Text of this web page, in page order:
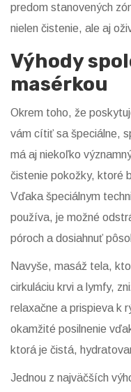
predom stanovených
nielen čistenie, ale aj
Výhody
masérkou
Okrem toho, že
vám cítiť sa špeciálne,
má aj niekoľko
čistenie pokožky, ktoré
Vďaka špeciálnym
používa, je možné
póroch a dosiahnuť
Navyše, masáž tela,
cirkuláciu krvi a lymfy,
relaxačne a prispieva k
okamžité posilnenie
ktorá je čistá,
Jednou z najväčších